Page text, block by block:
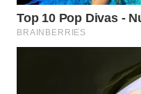
WN
PRIANGAN
TIMUR